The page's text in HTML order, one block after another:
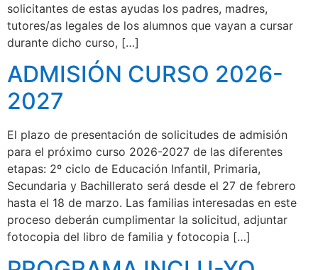
solicitantes de estas ayudas los padres, madres,
tutores/as legales de los alumnos que vayan a cursar
durante dicho curso, […]
ADMISIÓN CURSO 2026-
2027
El plazo de presentación de solicitudes de admisión
para el próximo curso 2026-2027 de las diferentes
etapas: 2º ciclo de Educación Infantil, Primaria,
Secundaria y Bachillerato será desde el 27 de febrero
hasta el 18 de marzo. Las familias interesadas en este
proceso deberán cumplimentar la solicitud, adjuntar
fotocopia del libro de familia y fotocopia […]